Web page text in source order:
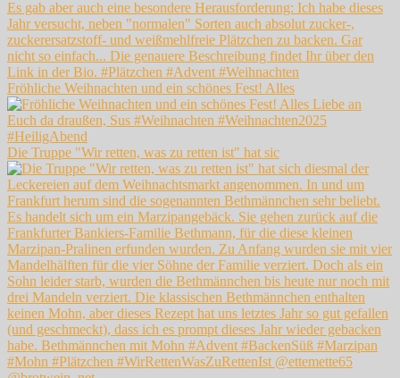
Fröhliche Weihnachten und ein schönes Fest! Alles
Die Truppe "Wir retten, was zu retten ist" hat sic